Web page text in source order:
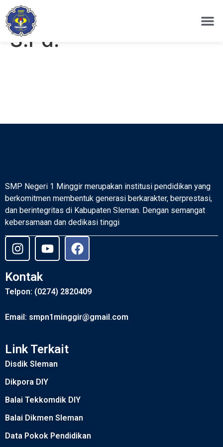
Salman Thoyibhi,
S.Pd.
SMP Negeri 1 Minggir merupakan institusi pendidikan yang
berkomitmen membentuk generasi berkarakter, berprestasi,
dan berintegritas di Kabupaten Sleman. Dengan semangat
kebersamaan dan dedikasi tinggi
Kontak
Telpon: (0274) 2820409
Email: smpn1minggir@gmail.com
Link Terkait
Disdik Sleman
Dikpora DIY
Balai Tekkomdik DIY
Balai Dikmen Sleman
Data Pokok Pendidikan